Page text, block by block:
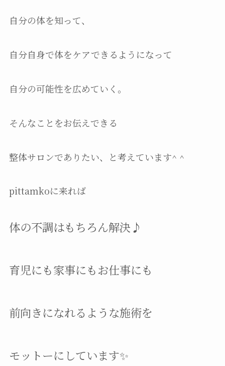
自分の体を知って、
自分自身で体をケアできるようになって
自分の可能性を広めていく。
そんなことをお伝えできる
整体サロンでありたい、と考えています^ ^
pittamkoに来れば
体の不調はもちろん解決♪
育児にも家事にもお仕事にも
前向きになれるような施術を
モットーにしています✨